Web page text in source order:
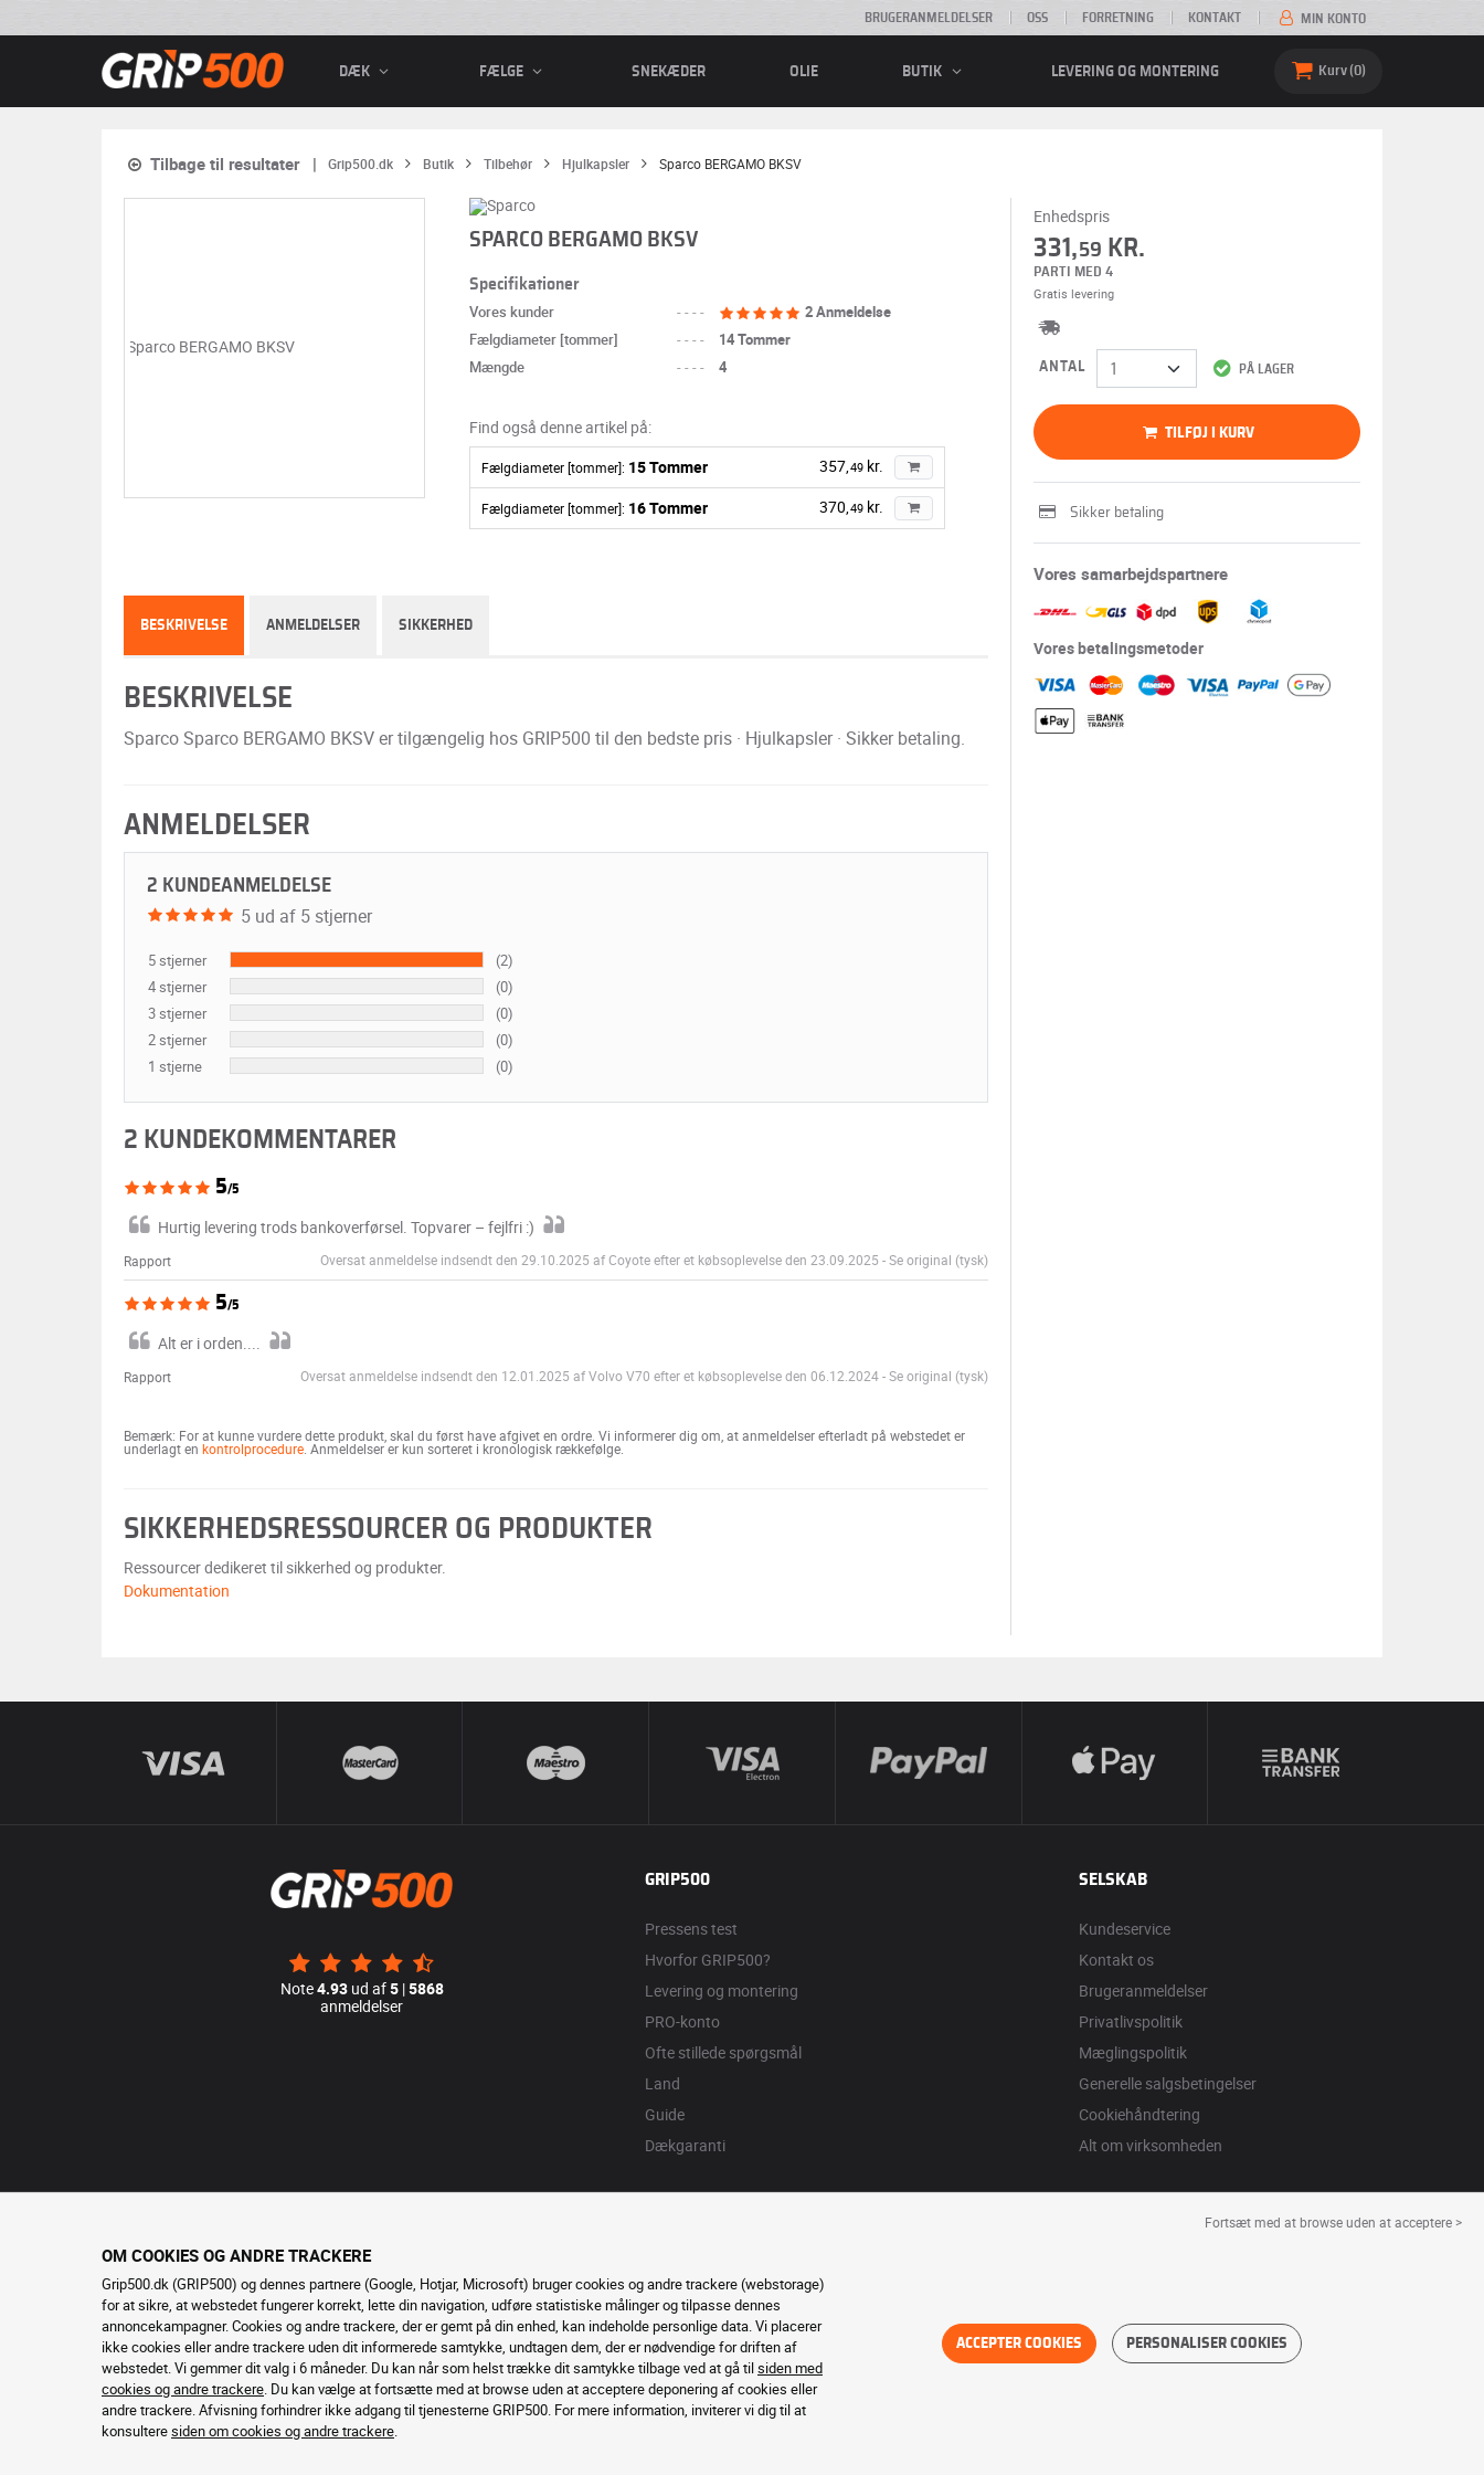
BRUGERANMELDELSER OSS FORRETNING KONTAKT MIN KONTO
DÆK FÆLGE SNEKÆDER OLIE BUTIK LEVERING OG MONTERING Kurv 0
Tilbage til resultater Grip500.dk Butik Tilbehør Hjulkapsler Sparco BERGAMO BKSV
SPARCO BERGAMO BKSV
Specifikationer
Vores kunder ----
2 Anmeldelse
Fælgdiameter [tommer]
----
14 Tommer
Mængde
---- 4
Find også denne artikel på:
Fælgdiameter [tommer]: 15 Tommer 357,49 kr.
Fælgdiameter [tommer]: 16 Tommer 370,49 kr.
Enhedspris
331,59 KR.
PARTI MED 4
Gratis levering
PÅ LAGER
ANTAL
TILFØJ I KURV
Sikker betaling
Vores samarbejdspartnere
Vores betalingsmetoder
BESKRIVELSE ANMELDELSER SIKKERHED
BESKRIVELSE
Sparco Sparco BERGAMO BKSV er tilgængelig hos GRIP500 til den bedste pris · Hjulkapsler · Sikker betaling.
ANMELDELSER
2 KUNDEANMELDELSE
5 ud af 5 stjerner
5 stjerner
(2)
4 stjerner
(0)
3 stjerner
(0)
2 stjerner
(0)
1 stjerne
(0)
2 KUNDEKOMMENTARER
5/5
Hurtig levering trods bankoverførsel. Topvarer – fejlfri :)
Rapport Oversat anmeldelse indsendt den 29.10.2025 af Coyote efter et købsoplevelse den 23.09.2025 -Se original (tysk)
5/5
Alt er i orden....
Rapport Oversat anmeldelse indsendt den 12.01.2025 af Volvo V70 efter et købsoplevelse den 06.12.2024-Se original (tysk)
Bemærk: For at kunne vurdere dette produkt, skal du først have afgivet en ordre. Vi informerer dig om, at anmeldelser efterladt på webstedet er
underlagt en kontrolprocedure. Anmeldelser er kun sorteret i kronologisk rækkefølge.
SIKKERHEDSRESSOURCER OG PRODUKTER
Ressourcer dedikeret til sikkerhed og produkter.
Dokumentation
Note4.93ud af5|5868
anmeldelser
GRIP500
Pressens test
Hvorfor GRIP500?
Levering og montering
PRO-konto
Ofte stillede spørgsmål
Land
Guide
Dækgaranti
SELSKAB
Kundeservice
Kontakt os
Brugeranmeldelser
Privatlivspolitik
Mæglingspolitik
Generelle salgsbetingelser
Cookiehåndtering
Alt om virksomheden
Fortsæt med at browse uden at acceptere >
OM COOKIES OG ANDRE TRACKERE
Grip500.dk (GRIP500) og dennes partnere (Google, Hotjar, Microsoft) bruger cookies og andre trackere (webstorage)
for at sikre, at webstedet fungerer korrekt, lette din navigation, udføre statistiske målinger og tilpasse dennes
annoncekampagner. Cookies og andre trackere, der er gemt på din enhed, kan indeholde personlige data. Vi placerer
ikke cookies eller andre trackere uden dit informerede samtykke, undtagen dem, der er nødvendige for driften af ​​
webstedet. Vi gemmer dit valg i 6 måneder. Du kan når som helst trække dit samtykke tilbage ved at gå tilsiden med
cookies og andre trackere. Du kan vælge at fortsætte med at browse uden at acceptere deponering af cookies eller
andre trackere. Afvisning forhindrer ikke adgang til tjenesterne GRIP500. For mere information, inviterer vi dig til at
konsulteresiden om cookies og andre trackere.
ACCEPTER COOKIES PERSONALISER COOKIES